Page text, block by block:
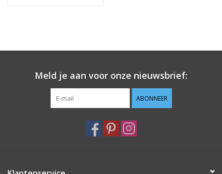
Meld je aan voor onze nieuwsbrief:
ABONNEER